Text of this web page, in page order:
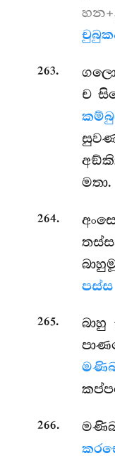
263.
ච
මතා.
264.
පස්ස
265.
බාහු
266.